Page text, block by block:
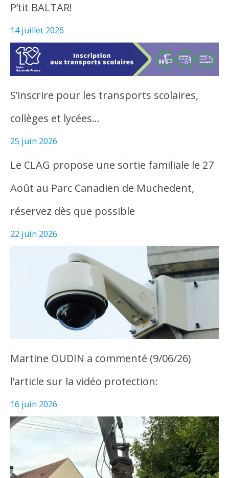
P’tit BALTAR!
14 juillet 2026
S’inscrire pour les transports scolaires,
collèges et lycées…
25 juin 2026
Le CLAG propose une sortie familiale le 27
Août au Parc Canadien de Muchedent,
réservez dès que possible
22 juin 2026
Martine OUDIN a commenté (9/06/26)
l’article sur la vidéo protection:
16 juin 2026